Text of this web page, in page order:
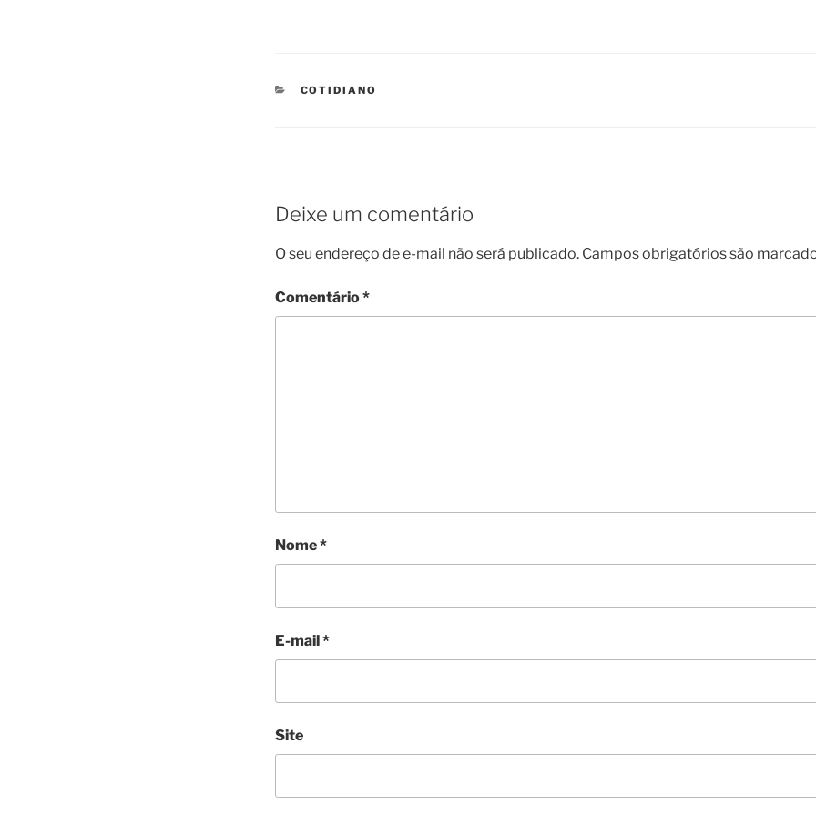
CATEGORIES
COTIDIANO
Deixe um comentário
O seu endereço de e-mail não será publicado. Campos obrigatórios são
Comentário*
Nome*
E-mail*
Site